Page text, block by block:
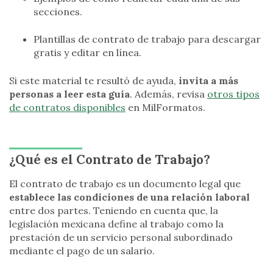
secciones.
Plantillas de contrato de trabajo para descargar
gratis y editar en línea.
Si este material te resultó de ayuda, invita a más
personas a leer esta guía. Además, revisa otros tipos
de contratos disponibles en MilFormatos.
¿Qué es el Contrato de Trabajo?
El contrato de trabajo es un documento legal que
establece las condiciones de una relación laboral
entre dos partes. Teniendo en cuenta que, la
legislación mexicana define al trabajo como la
prestación de un servicio personal subordinado
mediante el pago de un salario.